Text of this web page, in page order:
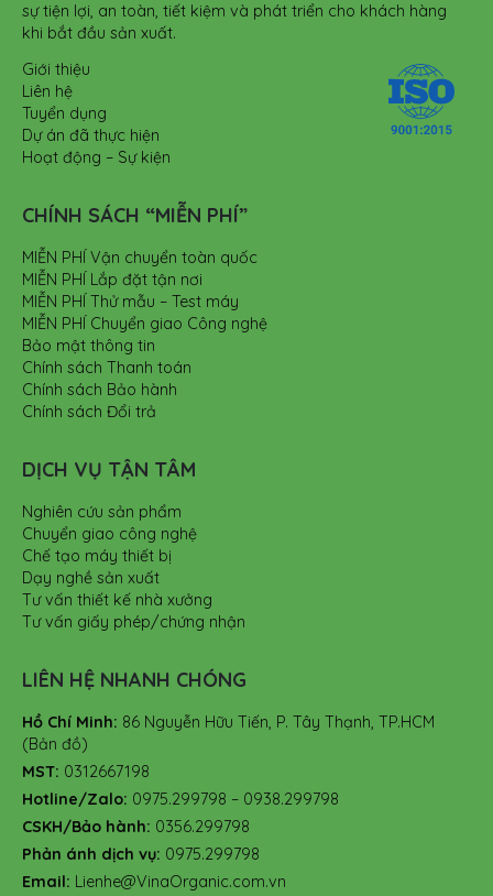
sự tiện lợi, an toàn, tiết kiệm và phát triển cho khách hàng
khi bắt đầu sản xuất.
Giới thiệu
Liên hệ
Tuyển dụng
Dự án đã thực hiện
Hoạt động – Sự kiện
CHÍNH SÁCH “MIỄN PHÍ”
MIỄN PHÍ Vận chuyển toàn quốc
MIỄN PHÍ Lắp đặt tận nơi
MIỄN PHÍ Thử mẫu – Test máy
MIỄN PHÍ Chuyển giao Công nghệ
Bảo mật thông tin
Chính sách Thanh toán
Chính sách Bảo hành
Chính sách Đổi trả
DỊCH VỤ TẬN TÂM
Nghiên cứu sản phẩm
Chuyển giao công nghệ
Chế tạo máy thiết bị
Dạy nghề sản xuất
Tư vấn thiết kế nhà xưởng
Tư vấn giấy phép/chứng nhận
LIÊN HỆ NHANH CHÓNG
Hồ Chí Minh: 86 Nguyễn Hữu Tiến, P. Tây Thạnh, TP.HCM
(Bản đồ)
MST: 0312667198
Hotline/Zalo: 0975.299798 – 0938.299798
CSKH/Bảo hành: 0356.299798
Phản ánh dịch vụ: 0975.299798
Email: Lienhe@VinaOrganic.com.vn